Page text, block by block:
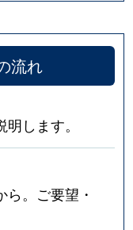
流れ
します。
。ご要望・